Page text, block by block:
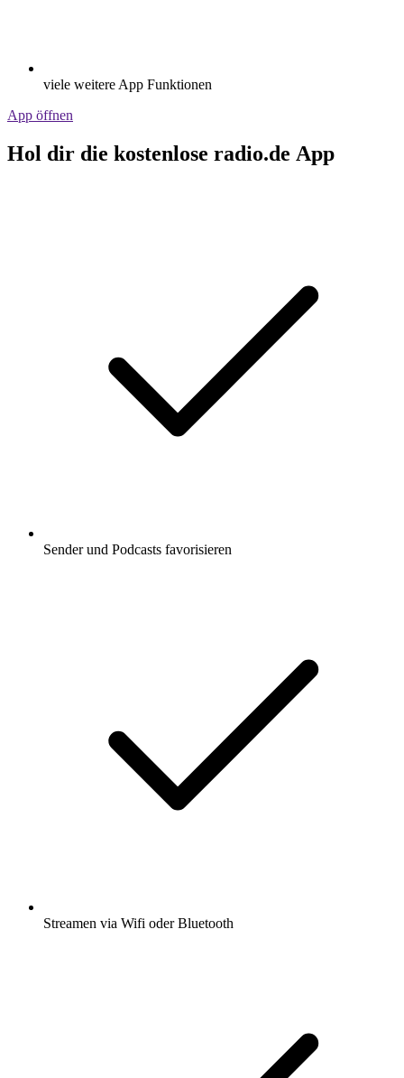
viele weitere App Funktionen
App öffnen
Hol dir die kostenlose radio.de App
Sender und Podcasts favorisieren
Streamen via Wifi oder Bluetooth